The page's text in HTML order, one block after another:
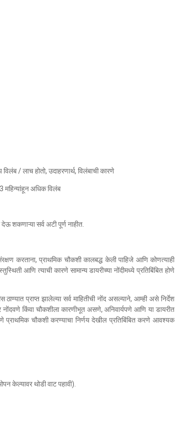
/ लाच होतो, उदाहरणार्थ, विलंबाची कारणे
महिन्यांहून अधिक विलंब
शकणाऱ्या सर्व अटी पूर्ण नाहीत.
करताना, प्राथमिक चौकशी कालबद्ध केली पाहिजे आणि कोणत्याही
आणि त्याची कारणे सामान्य डायरीच्या नोंदीमध्ये प्रतिबिंबित होणे
प्राप्त झालेल्या सर्व माहितीची नोंद असल्याने, आम्ही असे निर्देश
किंवा चौकशीला कारणीभूत असणे, अनिवार्यपणे आणि या डायरीत
चौकशी करण्याचा निर्णय देखील प्रतिबिंबित करणे आवश्यक
केल्यावर थोडी वाट पहावी).